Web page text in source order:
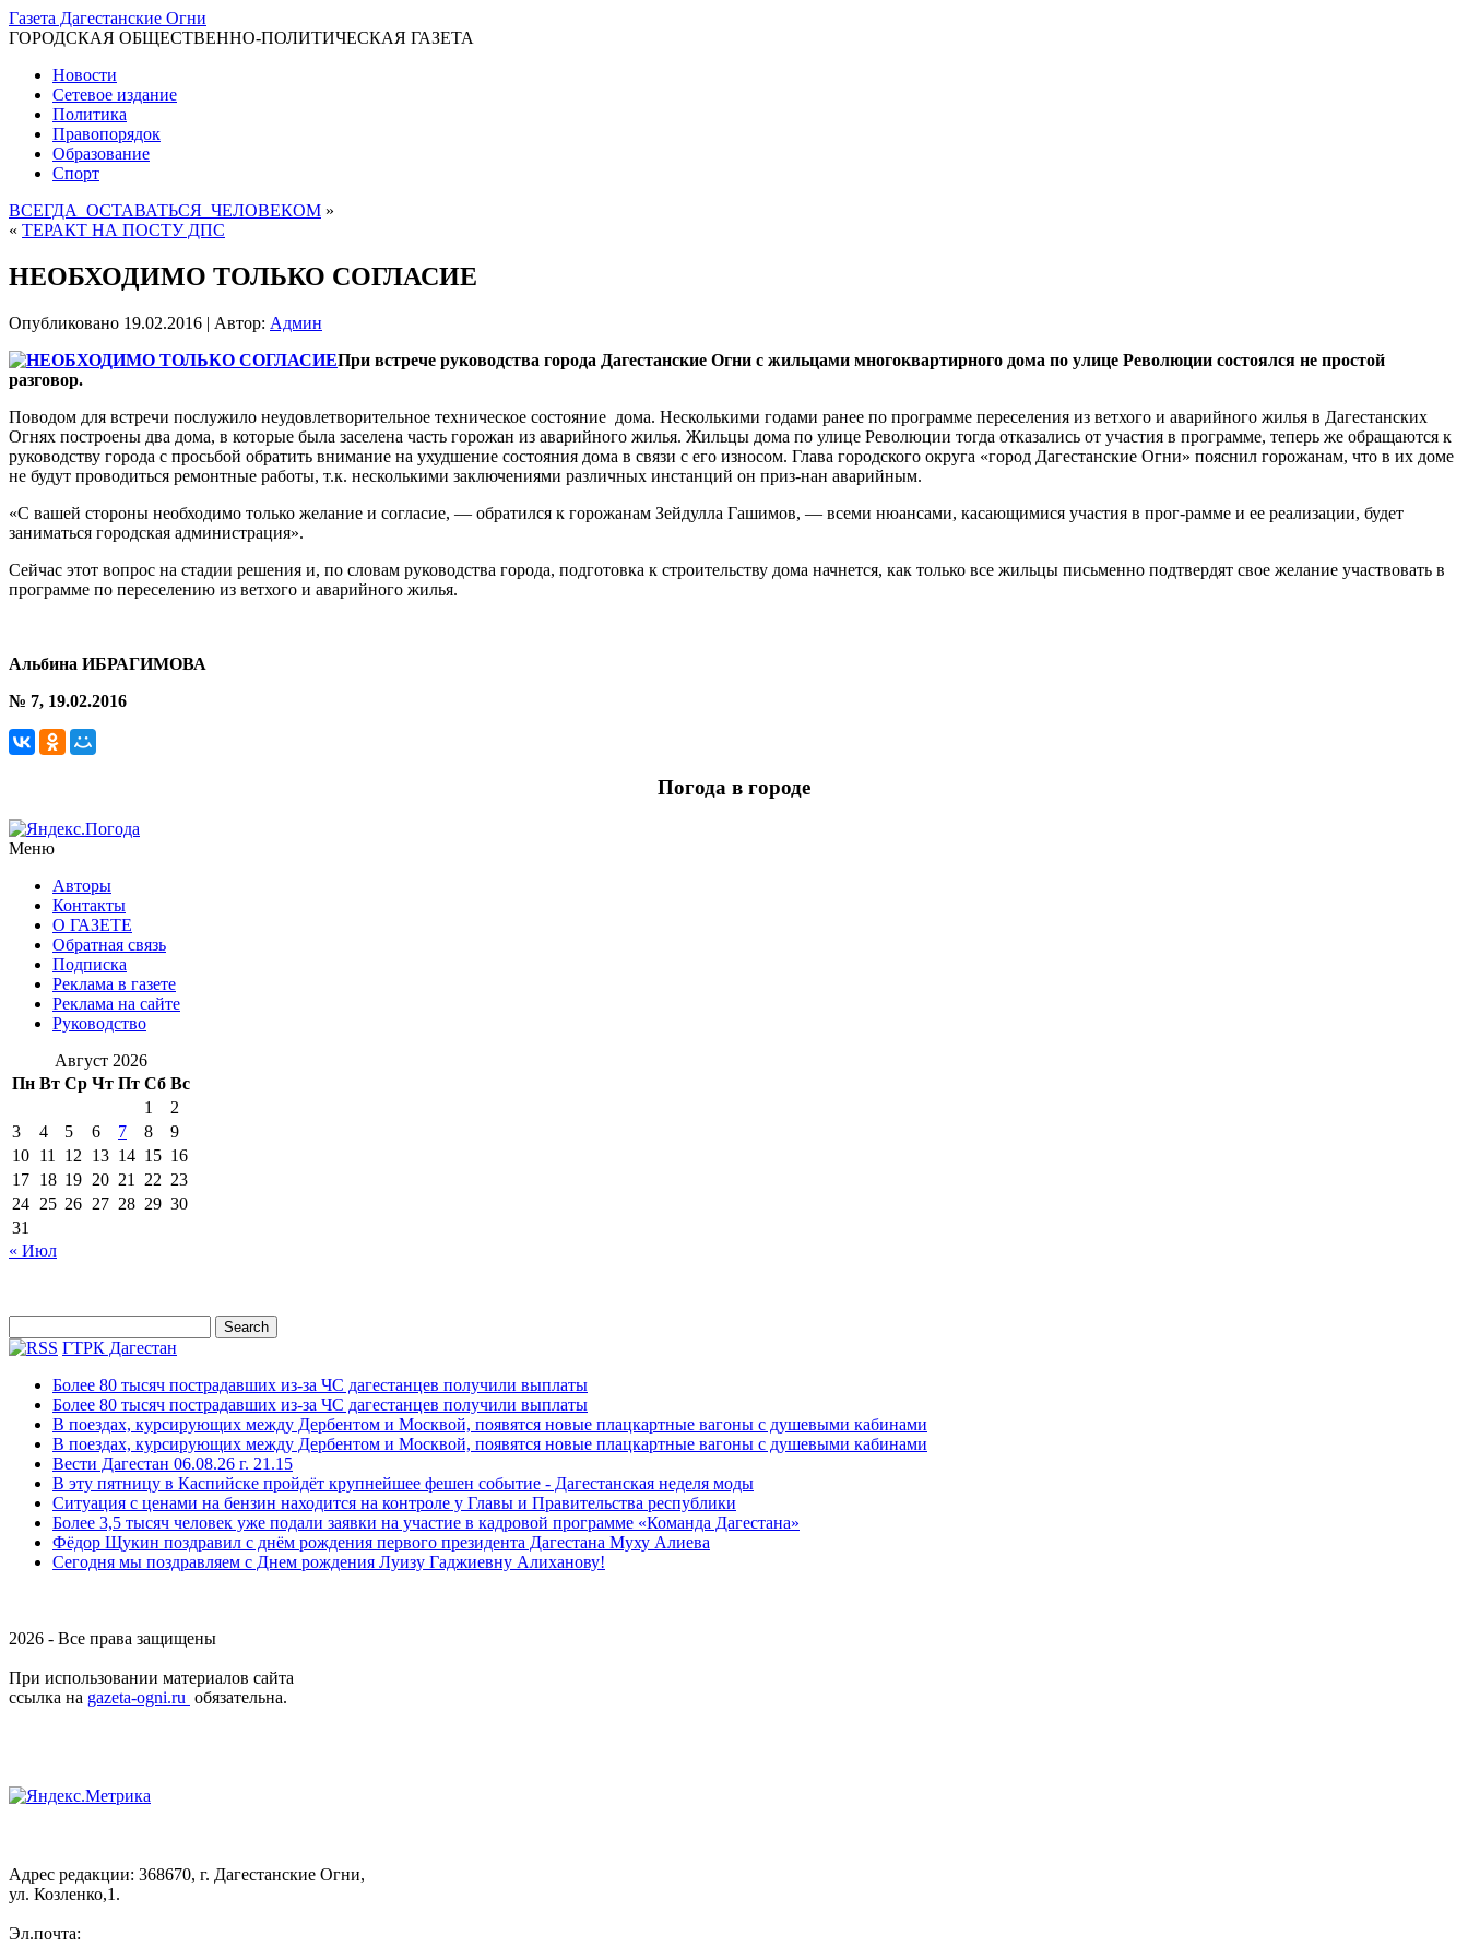
Газета Дагестанские Огни
ГОРОДСКАЯ ОБЩЕСТВЕННО-ПОЛИТИЧЕСКАЯ ГАЗЕТА
Новости
Сетевое издание
Политика
Правопорядок
Образование
Спорт
ВСЕГДА ОСТАВАТЬСЯ ЧЕЛОВЕКОМ »
« ТЕРАКТ НА ПОСТУ ДПС
НЕОБХОДИМО ТОЛЬКО СОГЛАСИЕ
Опубликовано 19.02.2016 | Автор: Админ
При встрече руководства города Дагестанские Огни с жильцами многоквартирного дома по улице Революции состоялся не простой
разговор.
Поводом для встречи послужило неудовлетворительное техническое состояние дома. Несколькими годами ранее по программе переселения из ветхого и аварийного жилья в Дагестанских
Огнях построены два дома, в которые была заселена часть горожан из аварийного жилья. Жильцы дома по улице Революции тогда отказались от участия в программе, теперь же обращаются к
руководству города с просьбой обратить внимание на ухудшение состояния дома в связи с его износом. Глава городского округа «город Дагестанские Огни» пояснил горожанам, что в их доме
не будут проводиться ремонтные работы, т.к. несколькими заключениями различных инстанций он приз-нан аварийным.
«С вашей стороны необходимо только желание и согласие, — обратился к горожанам Зейдулла Гашимов, — всеми нюансами, касающимися участия в прог-рамме и ее реализации, будет
заниматься городская администрация».
Сейчас этот вопрос на стадии решения и, по словам руководства города, подготовка к строительству дома начнется, как только все жильцы письменно подтвердят свое желание участвовать в
программе по переселению из ветхого и аварийного жилья.
Альбина ИБРАГИМОВА
№ 7, 19.02.2016
Погода в городе
Меню
Авторы
Контакты
О ГАЗЕТЕ
Обратная связь
Подписка
Реклама в газете
Реклама на сайте
Руководство
Август 2026
Пн Вт Ср Чт Пт Сб Вс
1
2
3
4 5 6 7 8
9
10 11 12 13 14 15 16
17 18 19 20 21 22 23
24 25 26 27 28 29 30
31
« Июл
ГТРК Дагестан
Более 80 тысяч пострадавших из-за ЧС дагестанцев получили выплаты
Более 80 тысяч пострадавших из-за ЧС дагестанцев получили выплаты
В поездах, курсирующих между Дербентом и Москвой, появятся новые плацкартные вагоны с душевыми кабинами
В поездах, курсирующих между Дербентом и Москвой, появятся новые плацкартные вагоны с душевыми кабинами
Вести Дагестан 06.08.26 г. 21.15
В эту пятницу в Каспийске пройдёт крупнейшее фешен событие - Дагестанская неделя моды
Ситуация с ценами на бензин находится на контроле у Главы и Правительства республики
Более 3,5 тысяч человек уже подали заявки на участие в кадровой программе «Команда Дагестана»
Фёдор Щукин поздравил с днём рождения первого президента Дагестана Муху Алиева
Сегодня мы поздравляем с Днем рождения Луизу Гаджиевну Алиханову!
2026 - Все права защищены
При использовании материалов сайта
ссылка на gazeta-ogni.ru обязательна.
Адрес редакции: 368670, г. Дагестанские Огни,
ул. Козленко,1.
Эл.почта: